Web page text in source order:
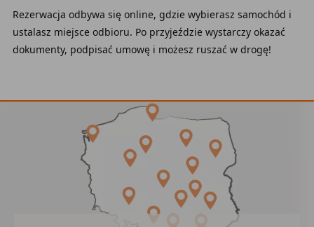
Rezerwacja odbywa się online, gdzie wybierasz samochód i
ustalasz miejsce odbioru. Po przyjeździe wystarczy okazać
dokumenty, podpisać umowę i możesz ruszać w drogę!